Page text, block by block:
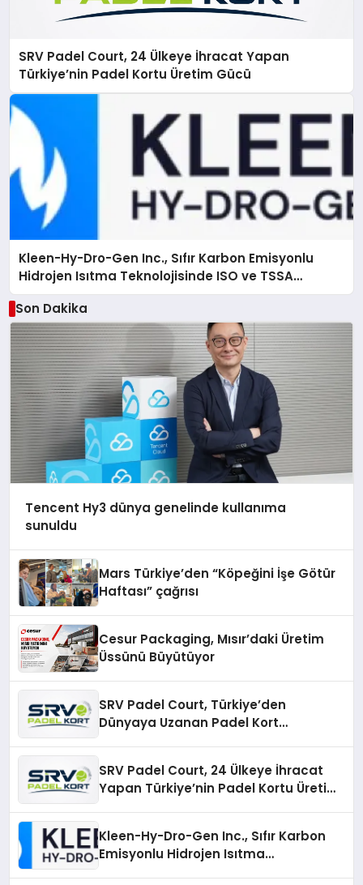
SRV Padel Court, 24 Ülkeye İhracat Yapan
Türkiye’nin Padel Kortu Üretim Gücü
Kleen-Hy-Dro-Gen Inc., Sıfır Karbon Emisyonlu
Hidrojen Isıtma Teknolojisinde ISO ve TSSA
Düzenleyici Onaylarını Aldı
Son Dakika
Tencent Hy3 dünya genelinde kullanıma
sunuldu
Mars Türkiye’den “Köpeğini İşe Götür
Haftası” çağrısı
Cesur Packaging, Mısır’daki Üretim
Üssünü Büyütüyor
SRV Padel Court, Türkiye’den
Dünyaya Uzanan Padel Kort
SRV Padel Court, 24 Ülkeye İhracat
Yapan Türkiye’nin Padel Kortu Üretim
Kleen-Hy-Dro-Gen Inc., Sıfır Karbon
Emisyonlu Hidrojen Isıtma